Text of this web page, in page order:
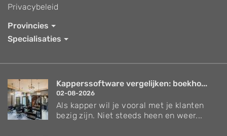
Privacybeleid
Provincies
Specialisaties
Kapperssoftware vergelijken: boekho...
02-08-2026
Als kapper wil je vooral met je klanten
bezig zijn. Niet steeds heen en weer...